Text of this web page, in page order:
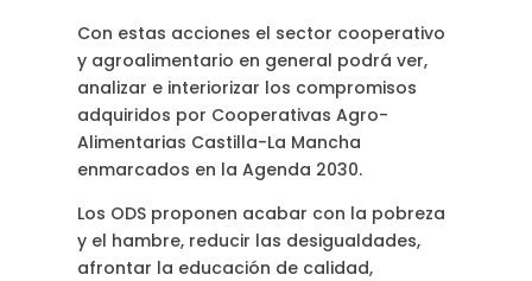
Con estas acciones el sector cooperativo
y agroalimentario en general podrá ver,
analizar e interiorizar los compromisos
adquiridos por Cooperativas Agro-
Alimentarias Castilla-La Mancha
enmarcados en la Agenda 2030.
Los ODS proponen acabar con la pobreza
y el hambre, reducir las desigualdades,
afrontar la educación de calidad,